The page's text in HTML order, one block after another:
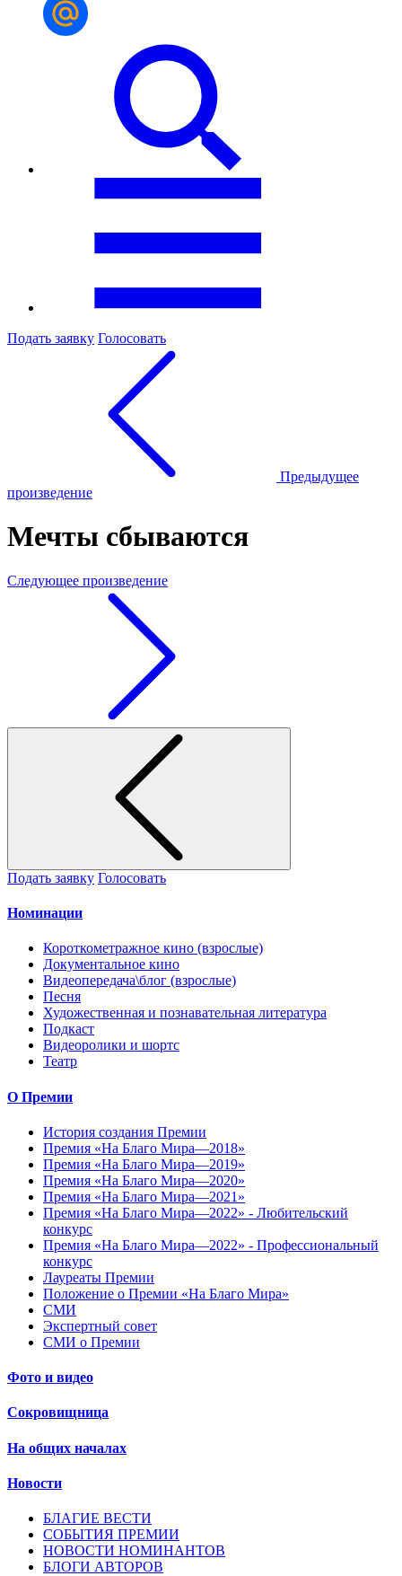
Подать заявку Голосовать
Предыдущее
произведение
Мечты сбываются
Следующее произведение
Подать заявку Голосовать
Номинации
Короткометражное кино (взрослые)
Документальное кино
Видеопередача\блог (взрослые)
Песня
Художественная и познавательная литература
Подкаст
Видеоролики и шортс
Театр
О Премии
История создания Премии
Премия «На Благо Мира—2018»
Премия «На Благо Мира—2019»
Премия «На Благо Мира—2020»
Премия «На Благо Мира—2021»
Премия «На Благо Мира—2022» - Любительский
конкурс
Премия «На Благо Мира—2022» - Профессиональный
конкурс
Лауреаты Премии
Положение о Премии «На Благо Мира»
СМИ
Экспертный совет
СМИ о Премии
Фото и видео
Сокровищница
На общих началах
Новости
БЛАГИЕ ВЕСТИ
СОБЫТИЯ ПРЕМИИ
НОВОСТИ НОМИНАНТОВ
БЛОГИ АВТОРОВ